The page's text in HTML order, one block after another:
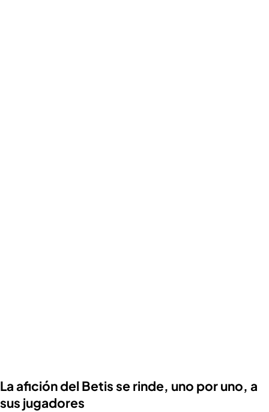
La afición del Betis se rinde, uno por uno, a
sus jugadores